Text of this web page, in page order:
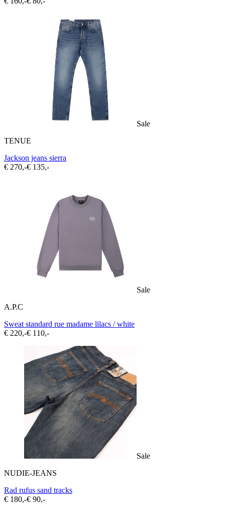
Sale
TENUE
Jackson jeans sierra
€ 270,-€ 135,-
Sale
A.P.C
Sweat standard rue madame lilacs / white
€ 220,-€ 110,-
Sale
NUDIE-JEANS
Rad rufus sand tracks
€ 180,-€ 90,-